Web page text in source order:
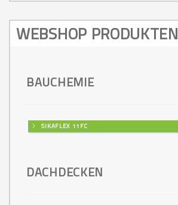
M320
WEBSHOP PRODUKTEN
BAUCHEMIE
SIKAFLEX 11FC
DACHDECKEN